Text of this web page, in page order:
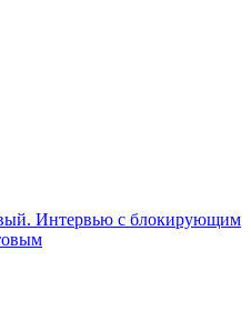
Интервью с блокирующим